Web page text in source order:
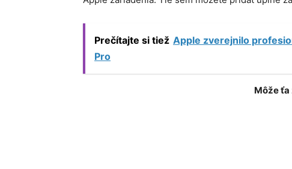
Prečítajte si tiež Apple zverejnilo
Pro
Môže